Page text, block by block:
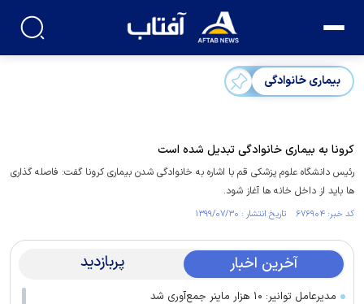
بیماری خانوادگی
کرونا به بیماری خانوادگی تبدیل شده است
رئیس دانشگاه علوم پزشکی قم با اشاره به خانوادگی شدن بیماری کرونا گفت: فاصله گذاری
ها باید از داخل خانه ها آغاز شود.
کد خبر: ۶۷۶۹۰۴ تاریخ انتشار : ۱۳۹۹/۰۷/۳۰
آخرین اخبار پربازدید
مدیرعامل توانیر: ۱۰ هزار ماینر جمع‌آوری شد